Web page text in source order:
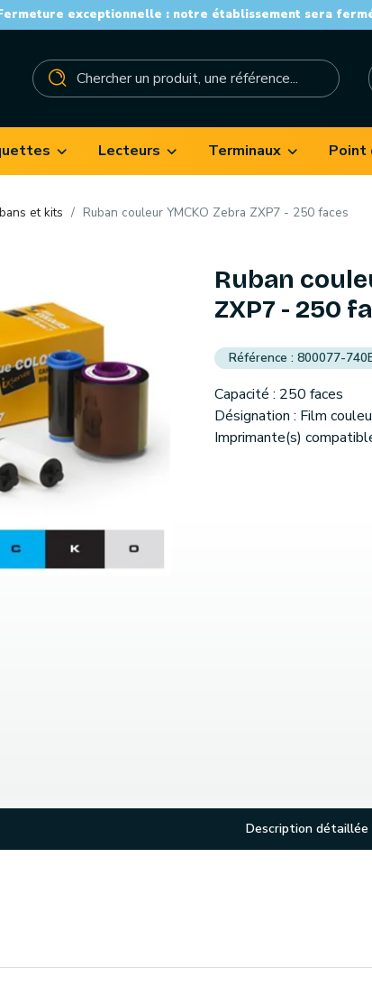
exceptionnelle : notre établissement sera
Lecteurs Terminaux Point
et kits Ruban couleur YMCKO Zebra ZXP7 - 250 faces
Ruban
ZXP7 - 250
800077-
Capacité : 250 faces
Désignation : Film
Imprimante(s)
Description détaillée